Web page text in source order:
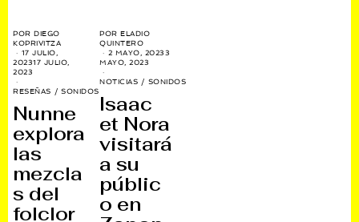
PORDIEGO
KOPRIVITZA
17 JULIO,
202317 JULIO,
2023
RESEÑAS / SONIDOS
Nunne
explora
las
mezcla
s del
folclor
PORELADIO
QUINTERO
2 MAYO, 2023 3
MAYO, 2023
NOTICIAS / SONIDOS
Isaac
et Nora
visitará
a su
públic
o en